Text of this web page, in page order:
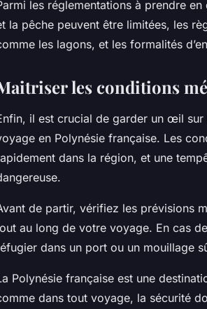
les réglementations à prendre
la pêche peuvent être limitées, les
les lagons, et les formalités
les conditions
il est crucial de garder un œil
en Polynésie française. Les
dans la région, et une
de partir, vérifiez les prévisions
au long de votre voyage. En cas
dans un port ou un mouillage
Polynésie française est une
dans tout voyage, la sécurité